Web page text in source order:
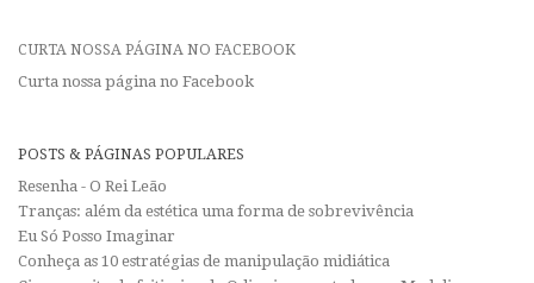
CURTA NOSSA PÁGINA NO FACEBOOK
Curta nossa página no Facebook
POSTS & PÁGINAS POPULARES
Resenha - O Rei Leão
Tranças: além da estética uma forma de sobrevivência
Eu Só Posso Imaginar
Conheça as 10 estratégias de manipulação midiática